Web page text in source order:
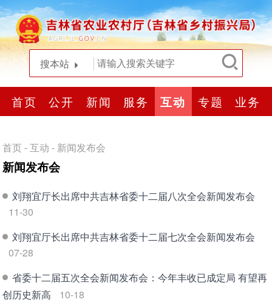
搜本站
首页 公开 新闻 服务 互动 专题 业务
首页-互动 - 新闻发布会
新闻发布会
刘翔宜厅长出席中共吉林省委十二届八次全会新闻发布会
11-30
刘翔宜厅长出席中共吉林省委十二届七次全会新闻发布会
07-28
省委十二届五次全会新闻发布会：今年丰收已成定局 有望再
创历史新高
10-18